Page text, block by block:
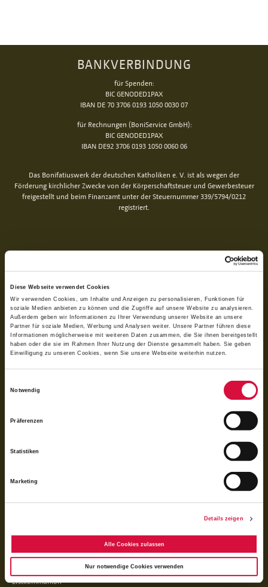
Diese Webseite verwendet Cookies
Wir verwenden Cookies, um Inhalte und Anzeigen zu personalisieren, Funktionen für
soziale Medien anbieten zu können und die Zugriffe auf unsere Website zu analysieren.
Außerdem geben wir Informationen zu Ihrer Verwendung unserer Website an unsere
Partner für soziale Medien, Werbung und Analysen weiter. Unsere Partner führen diese
Informationen möglicherweise mit weiteren Daten zusammen, die Sie ihnen bereitgestellt
haben oder die sie im Rahmen Ihrer Nutzung der Dienste gesammelt haben. Sie geben
Einwilligung zu unseren Cookies, wenn Sie unsere Webseite weiterhin nutzen.
Notwendig
Präferenzen
Statistiken
Marketing
Details zeigen
Alle Cookies zulassen
Nur notwendige Cookies verwenden
BANKVERBINDUNG
für Spenden:
BIC GENODED1PAX
IBAN DE 70 3706 0193 1050 0030 07
für Rechnungen (BoniService GmbH):
BIC GENODED1PAX
IBAN DE92 3706 0193 1050 0060 06
Das Bonifatiuswerk der deutschen Katholiken e. V. ist als wegen der
Förderung kirchlicher Zwecke von der Körperschaftsteuer und Gewerbesteuer
freigestellt und beim Finanzamt unter der Steuernummer 339/5794/0212
registriert.
QUICKLINKS
Erstkommunion